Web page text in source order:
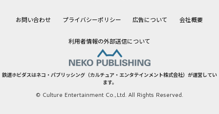
お問い合わせ プライバシーポリシー 広告について 会社概要
利用者情報の外部送信について
鉄道ホビダスはネコ・パブリッシング（カルチュア・エンタテインメント株式会社）が運営してい
ます。
© Culture Entertainment Co.,Ltd. All Rights Reserved.